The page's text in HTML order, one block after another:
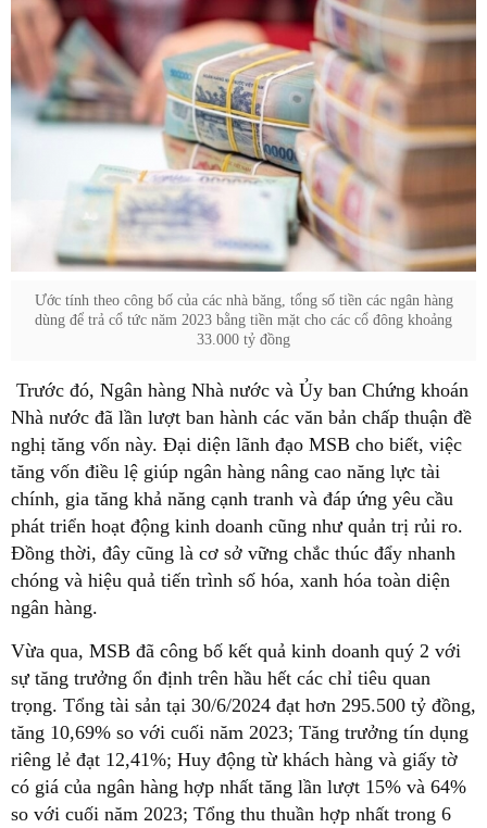
Ước tính theo công bố của các nhà băng, tổng số tiền các ngân hàng
dùng để trả cổ tức năm 2023 bằng tiền mặt cho các cổ đông khoảng
33.000 tỷ đồng
Trước đó, Ngân hàng Nhà nước và Ủy ban Chứng khoán
Nhà nước đã lần lượt ban hành các văn bản chấp thuận đề
nghị tăng vốn này. Đại diện lãnh đạo MSB cho biết, việc
tăng vốn điều lệ giúp ngân hàng nâng cao năng lực tài
chính, gia tăng khả năng cạnh tranh và đáp ứng yêu cầu
phát triển hoạt động kinh doanh cũng như quản trị rủi ro.
Đồng thời, đây cũng là cơ sở vững chắc thúc đẩy nhanh
chóng và hiệu quả tiến trình số hóa, xanh hóa toàn diện
ngân hàng.
Vừa qua, MSB đã công bố kết quả kinh doanh quý 2 với
sự tăng trưởng ổn định trên hầu hết các chỉ tiêu quan
trọng. Tổng tài sản tại 30/6/2024 đạt hơn 295.500 tỷ đồng,
tăng 10,69% so với cuối năm 2023; Tăng trưởng tín dụng
riêng lẻ đạt 12,41%; Huy động từ khách hàng và giấy tờ
có giá của ngân hàng hợp nhất tăng lần lượt 15% và 64%
so với cuối năm 2023; Tổng thu thuần hợp nhất trong 6